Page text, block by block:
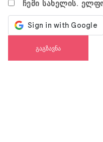
ჩემი სახელის.